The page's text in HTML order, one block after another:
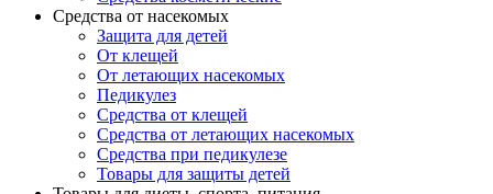
Средства от насекомых
Защита для детей
От клещей
От летающих насекомых
Педикулез
Средства от клещей
Средства от летающих насекомых
Средства при педикулезе
Товары для защиты детей